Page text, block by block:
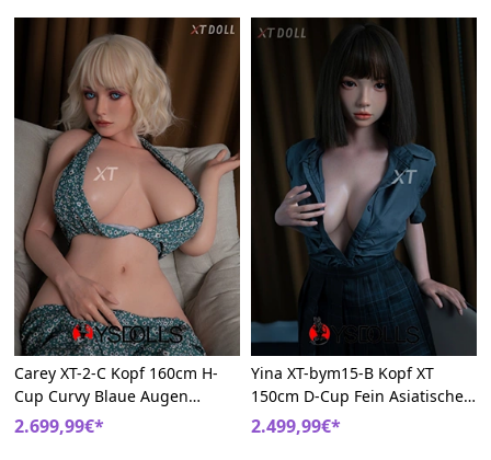
Carey XT-2-C Kopf 160cm H-
Cup Curvy Blaue Augen
Silikon XT Sexpuppe
2.699,99€*
Yina XT-bym15-B Kopf XT
150cm D-Cup Fein Asiatische
Silikon Liebespuppe
2.499,99€*